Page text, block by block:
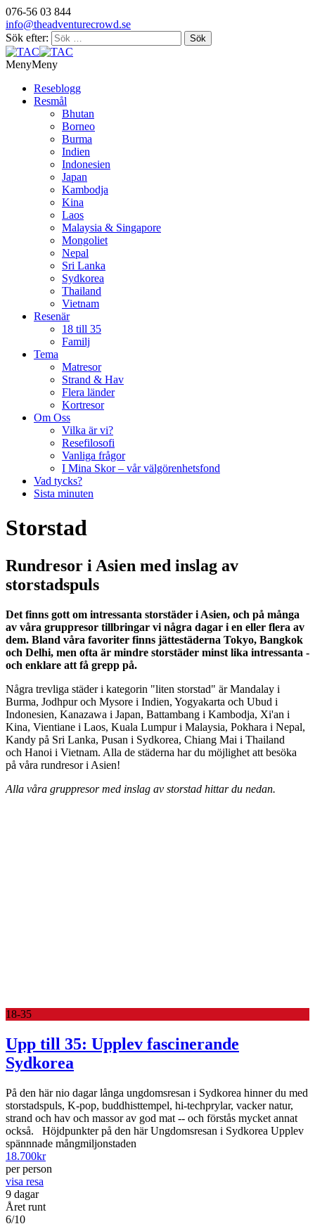
076-56 03 844
info@theadventurecrowd.se
Sök efter:
MenyMeny
Reseblogg
Resmål
Bhutan
Borneo
Burma
Indien
Indonesien
Japan
Kambodja
Kina
Laos
Malaysia & Singapore
Mongoliet
Nepal
Sri Lanka
Sydkorea
Thailand
Vietnam
Resenär
18 till 35
Familj
Tema
Matresor
Strand & Hav
Flera länder
Kortresor
Om Oss
Vilka är vi?
Resefilosofi
Vanliga frågor
I Mina Skor – vår välgörenhetsfond
Vad tycks?
Sista minuten
Storstad
Rundresor i Asien med inslag av
storstadspuls
Det finns gott om intressanta storstäder i Asien, och på många
av våra gruppresor tillbringar vi några dagar i en eller flera av
dem. Bland våra favoriter finns jättestäderna Tokyo, Bangkok
och Delhi, men ofta är mindre storstäder minst lika intressanta -
och enklare att få grepp på.
Några trevliga städer i kategorin "liten storstad" är Mandalay i
Burma, Jodhpur och Mysore i Indien, Yogyakarta och Ubud i
Indonesien, Kanazawa i Japan, Battambang i Kambodja, Xi'an i
Kina, Vientiane i Laos, Kuala Lumpur i Malaysia, Pokhara i Nepal,
Kandy på Sri Lanka, Pusan i Sydkorea, Chiang Mai i Thailand
och Hanoi i Vietnam. Alla de städerna har du möjlighet att besöka
på våra rundresor i Asien!
Alla våra gruppresor med inslag av storstad hittar du nedan.
18-35
Upp till 35: Upplev fascinerande
Sydkorea
På den här nio dagar långa ungdomsresan i Sydkorea hinner du med
storstadspuls, K-pop, buddhisttempel, hi-techprylar, vacker natur,
strand och hav och massor av god mat -- och förstås mycket annat
också. Höjdpunkter på den här Ungdomsresan i Sydkorea Upplev
spännnade mångmiljonstaden
18.700kr
per person
visa resa
9 dagar
Året runt
6/10